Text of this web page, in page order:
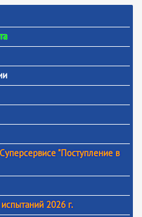
"Поступление в
2026 г.